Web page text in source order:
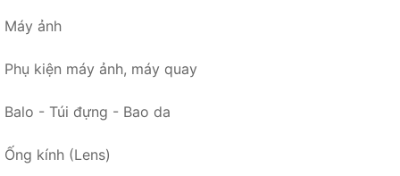
Máy ảnh
Phụ kiện máy ảnh, máy quay
Balo - Túi đựng - Bao da
Ống kính (Lens)